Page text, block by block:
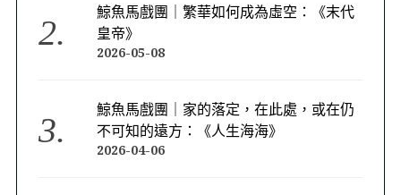
鯨魚馬戲團｜繁華如何成為虛空：《末代
皇帝》
2026-05-08
鯨魚馬戲團｜家的落定，在此處，或在仍
不可知的遠方：《人生海海》
2026-04-06